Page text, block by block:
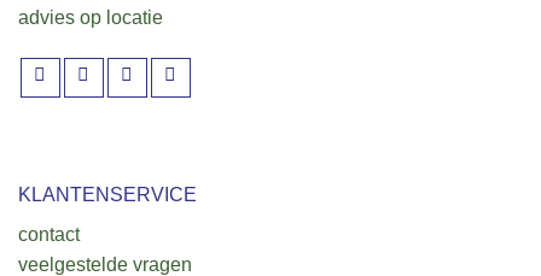
advies op locatie
KLANTENSERVICE
contact
veelgestelde vragen